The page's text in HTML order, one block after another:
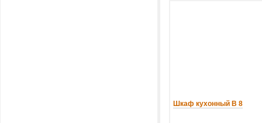
Шкаф кухонный В 8